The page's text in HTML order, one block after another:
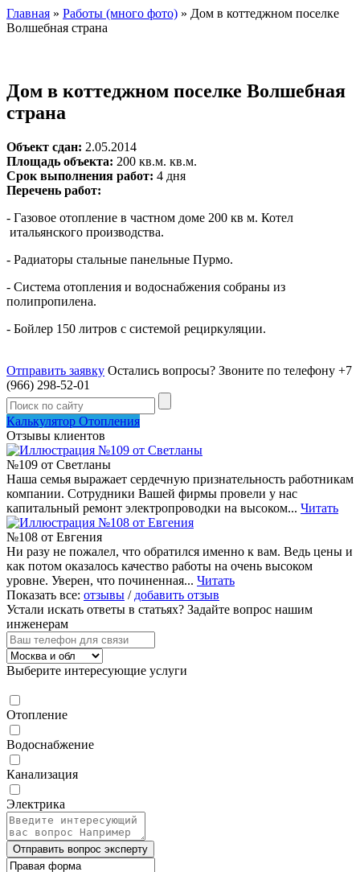
Главная » Работы (много фото) » Дом в коттеджном поселке
Волшебная страна
Дом в коттеджном поселке Волшебная
страна
Объект сдан: 2.05.2014
Площадь объекта: 200 кв.м. кв.м.
Срок выполнения работ: 4 дня
Перечень работ:
- Газовое отопление в частном доме 200 кв м. Котел
итальянского производства.
- Радиаторы стальные панельные Пурмо.
- Система отопления и водоснабжения собраны из
полипропилена.
- Бойлер 150 литров с системой рециркуляции.
Отправить заявку Остались вопросы? Звоните по телефону +7
(966) 298-52-01
Калькулятор Отопления
Отзывы клиентов
№109 от Светланы
Наша семья выражает сердечную признательность работникам
компании. Сотрудники Вашей фирмы провели у нас
капитальный ремонт электропроводки на высоком... Читать
№108 от Евгения
Ни разу не пожалел, что обратился именно к вам. Ведь цены и
как потом оказалось качество работы на очень высоком
уровне. Уверен, что починенная... Читать
Показать все: отзывы / добавить отзыв
Устали искать ответы в статьях? Задайте вопрос нашим
инженерам
Выберите интересующие услуги
Отопление
Водоснабжение
Канализация
Электрика
Отправить вопрос эксперту